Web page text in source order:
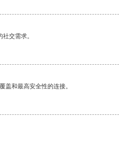
交需求。
盖和最高安全性的连接。